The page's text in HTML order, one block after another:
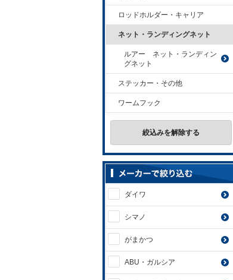
ロッドホルダー・キャリア
ネット・ランディングネット
ルアー ネット・ランディン
グネット
ステッカー・その他
ワームフック
絞込みを解除する
ダイワ
シマノ
がまかつ
ABU・ガルシア